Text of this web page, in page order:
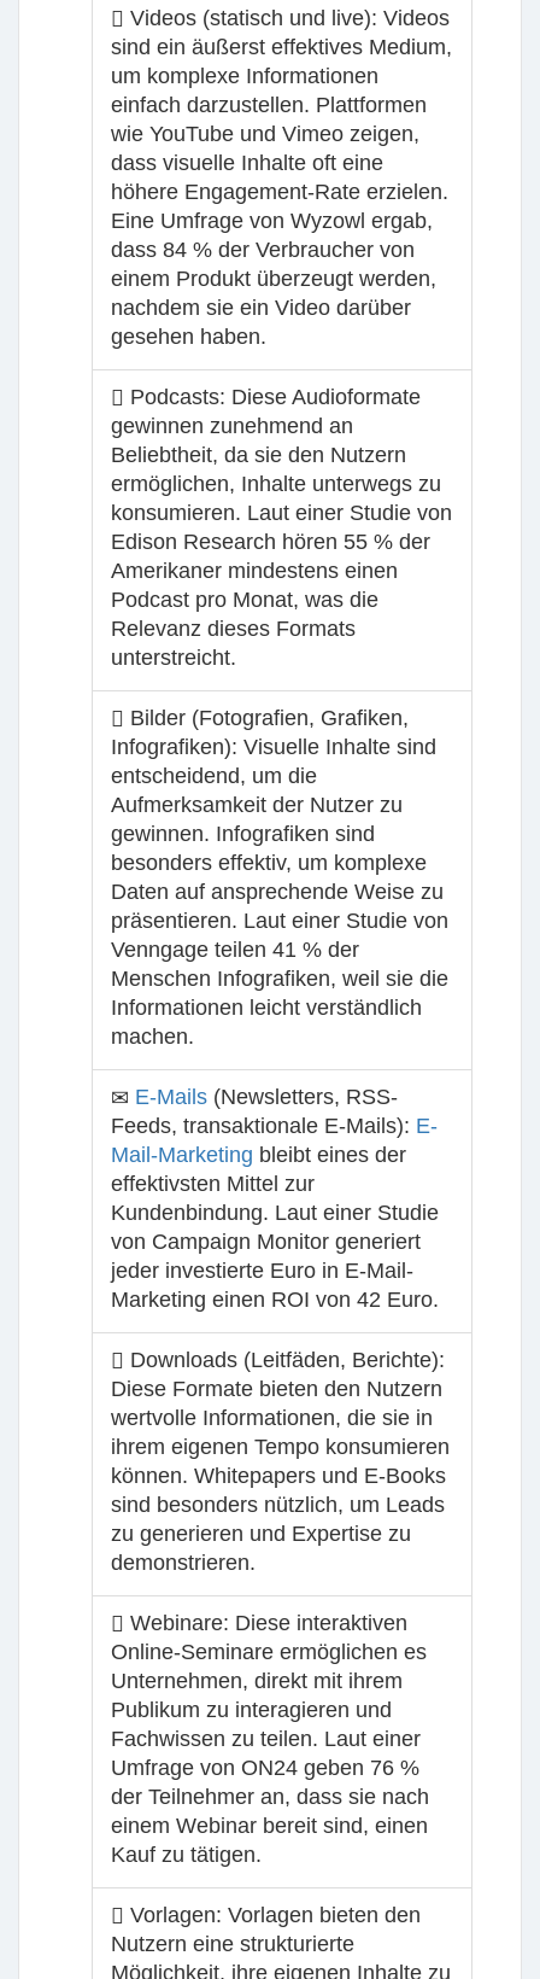
Videos (statisch und live): Videos
sind ein äußerst effektives Medium,
um komplexe Informationen
einfach darzustellen. Plattformen
wie YouTube und Vimeo zeigen,
dass visuelle Inhalte oft eine
höhere Engagement-Rate erzielen.
Eine Umfrage von Wyzowl ergab,
dass 84 % der Verbraucher von
einem Produkt überzeugt werden,
nachdem sie ein Video darüber
gesehen haben.
Podcasts: Diese Audioformate
gewinnen zunehmend an
Beliebtheit, da sie den Nutzern
ermöglichen, Inhalte unterwegs zu
konsumieren. Laut einer Studie von
Edison Research hören 55 % der
Amerikaner mindestens einen
Podcast pro Monat, was die
Relevanz dieses Formats
unterstreicht.
Bilder (Fotografien, Grafiken,
Infografiken): Visuelle Inhalte sind
entscheidend, um die
Aufmerksamkeit der Nutzer zu
gewinnen. Infografiken sind
besonders effektiv, um komplexe
Daten auf ansprechende Weise zu
präsentieren. Laut einer Studie von
Venngage teilen 41 % der
Menschen Infografiken, weil sie die
Informationen leicht verständlich
machen.
E-Mails (Newsletters, RSS-
Feeds, transaktionale E-Mails): E-
Mail-Marketing bleibt eines der
effektivsten Mittel zur
Kundenbindung. Laut einer Studie
von Campaign Monitor generiert
jeder investierte Euro in E-Mail-
Marketing einen ROI von 42 Euro.
Downloads (Leitfäden, Berichte):
Diese Formate bieten den Nutzern
wertvolle Informationen, die sie in
ihrem eigenen Tempo konsumieren
können. Whitepapers und E-Books
sind besonders nützlich, um Leads
zu generieren und Expertise zu
demonstrieren.
Webinare: Diese interaktiven
Online-Seminare ermöglichen es
Unternehmen, direkt mit ihrem
Publikum zu interagieren und
Fachwissen zu teilen. Laut einer
Umfrage von ON24 geben 76 %
der Teilnehmer an, dass sie nach
einem Webinar bereit sind, einen
Kauf zu tätigen.
Vorlagen: Vorlagen bieten den
Nutzern eine strukturierte
Möglichkeit, ihre eigenen Inhalte zu